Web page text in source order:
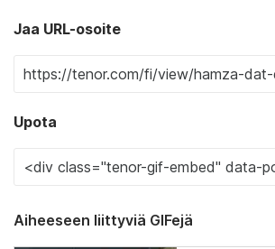
Jaa URL-osoite
Upota
Aiheeseen liittyviä GIFejä